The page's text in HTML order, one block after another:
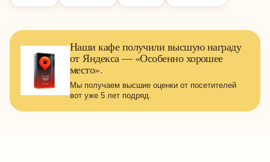
Наши кафе получили высшую награду
от Яндекса — «Особенно хорошее
место».
Мы получаем высшие оценки от посетителей
вот уже 5 лет подряд.